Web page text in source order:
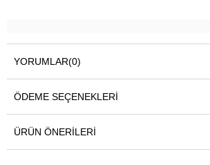
YORUMLAR(0)
ÖDEME SEÇENEKLERI
ÜRÜN ÖNERILERI